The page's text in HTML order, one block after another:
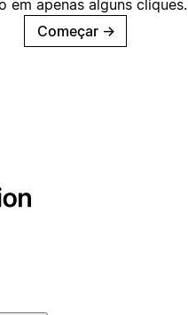
em apenas alguns cliques.
Começar →